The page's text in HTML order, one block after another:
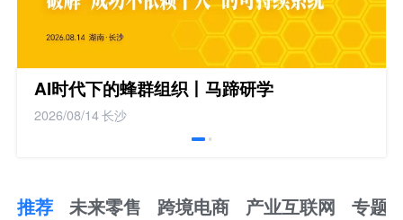
AI时代下的蜂群组织丨马蹄研学
2026/08/14长沙
推荐 未来零售 跨境电商 产业互联网 专题